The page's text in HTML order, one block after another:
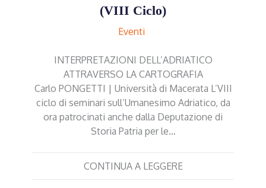
(VIII Ciclo)
Eventi
INTERPRETAZIONI DELL’ADRIATICO
ATTRAVERSO LA CARTOGRAFIA
Carlo PONGETTI | Università di Macerata L’VIII
ciclo di seminari sull’Umanesimo Adriatico, da
ora patrocinati anche dalla Deputazione di
Storia Patria per le…
CONTINUA A LEGGERE